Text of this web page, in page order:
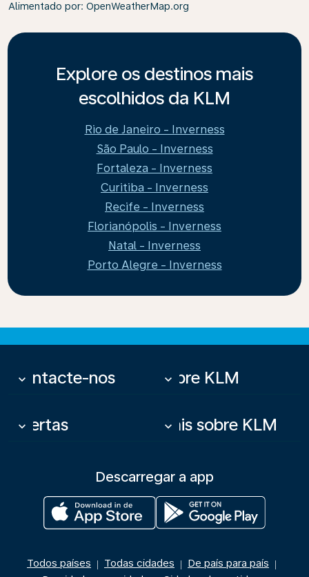
Alimentado por: OpenWeatherMap.org
Explore os destinos mais
escolhidos da KLM
Rio de Janeiro - Inverness
São Paulo - Inverness
Fortaleza - Inverness
Curitiba - Inverness
Recife - Inverness
Florianópolis - Inverness
Natal - Inverness
Porto Alegre - Inverness
Contacte-nos
keyboard_arrow_down Sobre KLM
keyboard_arrow_down
Ofertas
keyboard_arrow_down Mais sobre KLM
keyboard_arrow_down
Descarregar a app
Todos países | Todas cidades | De país para país |